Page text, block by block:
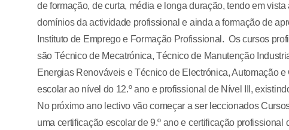
de formação, de curta, média e longa duração, tendo em
domínios da actividade profissional e ainda a formação de
Instituto de Emprego e Formação Profissional. Os cursos
são Técnico de Mecatrónica, Técnico de Manutenção
Energias Renováveis e Técnico de Electrónica, Automação
escolar ao nível do 12.º ano e profissional de Nível III,
No próximo ano lectivo vão começar a ser leccionados
uma certificação escolar de 9.º ano e certificação